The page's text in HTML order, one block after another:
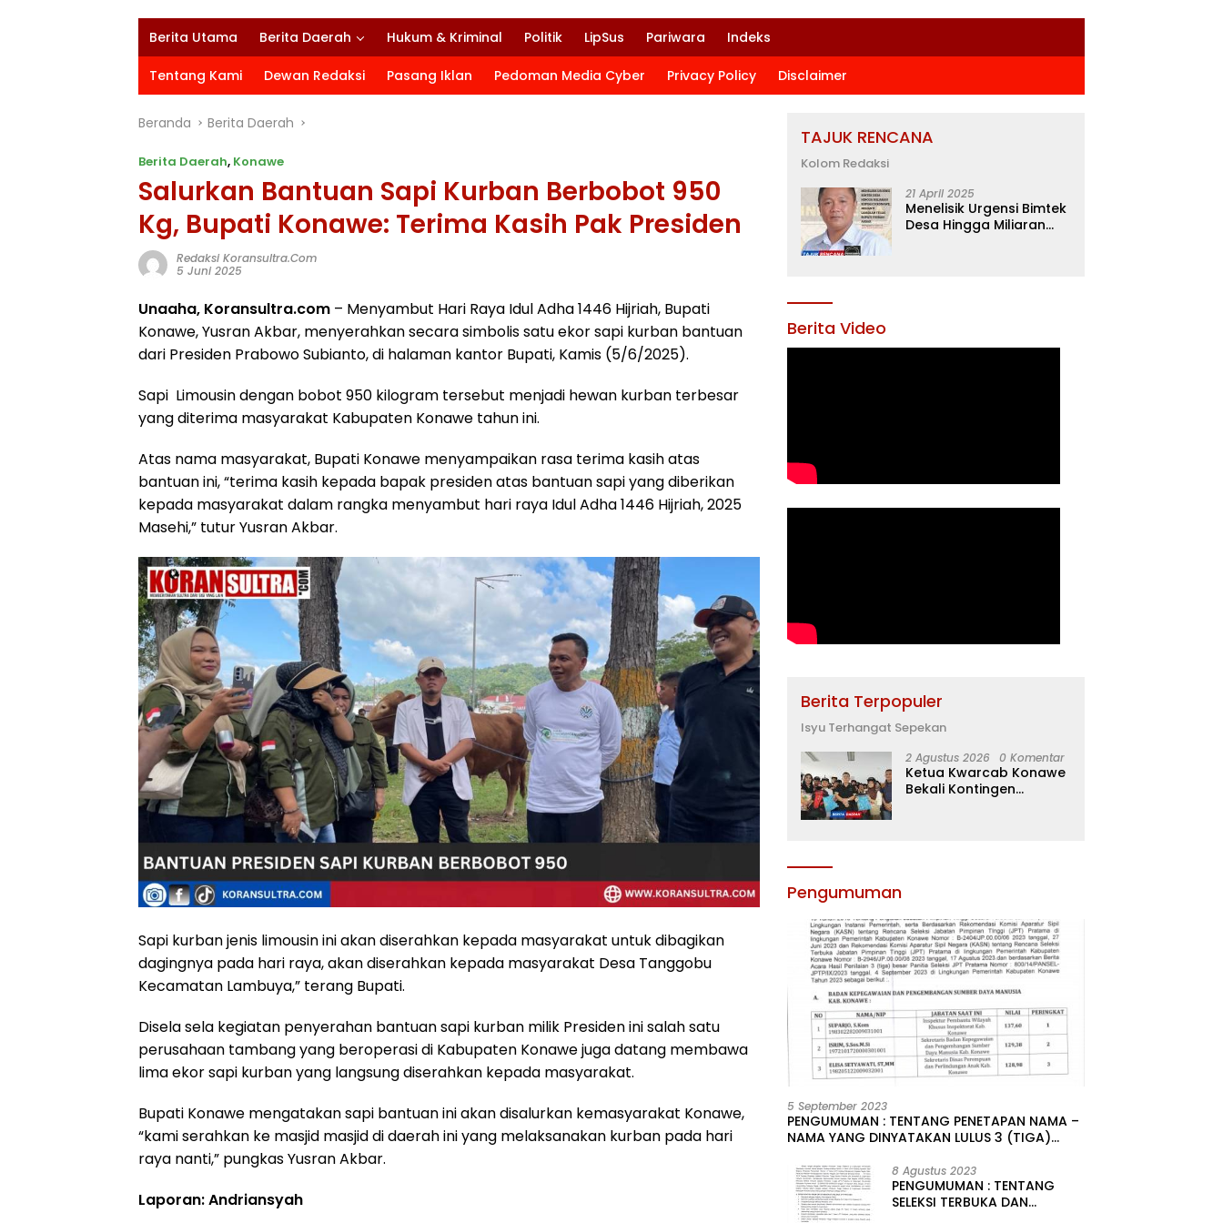
Berita Utama Berita Daerah Hukum & Kriminal Politik LipSus Pariwara Indeks
Tentang Kami Dewan Redaksi Pasang Iklan Pedoman Media Cyber Privacy Policy Disclaimer
Beranda Berita Daerah
Berita Daerah, Konawe
Salurkan Bantuan Sapi Kurban Berbobot 950
Kg, Bupati Konawe: Terima Kasih Pak Presiden
Redaksi Koransultra.com
5 Juni 2025
Unaaha, Koransultra.com – Menyambut Hari Raya Idul Adha 1446 Hijriah, Bupati
Konawe, Yusran Akbar, menyerahkan secara simbolis satu ekor sapi kurban bantuan
dari Presiden Prabowo Subianto, di halaman kantor Bupati, Kamis (5/6/2025).
Sapi Limousin dengan bobot 950 kilogram tersebut menjadi hewan kurban terbesar
yang diterima masyarakat Kabupaten Konawe tahun ini.
Atas nama masyarakat, Bupati Konawe menyampaikan rasa terima kasih atas
bantuan ini, “terima kasih kepada bapak presiden atas bantuan sapi yang diberikan
kepada masyarakat dalam rangka menyambut hari raya Idul Adha 1446 Hijriah, 2025
Masehi,” tutur Yusran Akbar.
Sapi kurban jenis limousin ini akan diserahkan kepada masyarakat untuk dibagikan
dagingnya pada hari raya, akan diserahkan kepada masyarakat Desa Tanggobu
Kecamatan Lambuya,” terang Bupati.
Disela sela kegiatan penyerahan bantuan sapi kurban milik Presiden ini salah satu
perusahaan tambang yang beroperasi di Kabupaten Konawe juga datang membawa
lima ekor sapi kurban yang langsung diserahkan kepada masyarakat.
Bupati Konawe mengatakan sapi bantuan ini akan disalurkan kemasyarakat Konawe,
“kami serahkan ke masjid masjid di daerah ini yang melaksanakan kurban pada hari
raya nanti,” pungkas Yusran Akbar.
Laporan: Andriansyah
TAJUK RENCANA
Kolom Redaksi
21 April 2025
Menelisik Urgensi Bimtek
Desa Hingga Miliaran
Berita Video
Berita Terpopuler
Isyu Terhangat Sepekan
2 Agustus 2026 0 Komentar
Ketua Kwarcab Konawe
Bekali Kontingen
Pengumuman
5 September 2023
PENGUMUMAN : TENTANG PENETAPAN NAMA –
NAMA YANG DINYATAKAN LULUS 3 (TIGA)
JABATAN PIMPINAN TINGGI PRATAMA DI
LINGKUNGAN PEMERINTAH DAERAH
KABUPATEN KONAWE
8 Agustus 2023
PENGUMUMAN : TENTANG
SELEKSI TERBUKA DAN